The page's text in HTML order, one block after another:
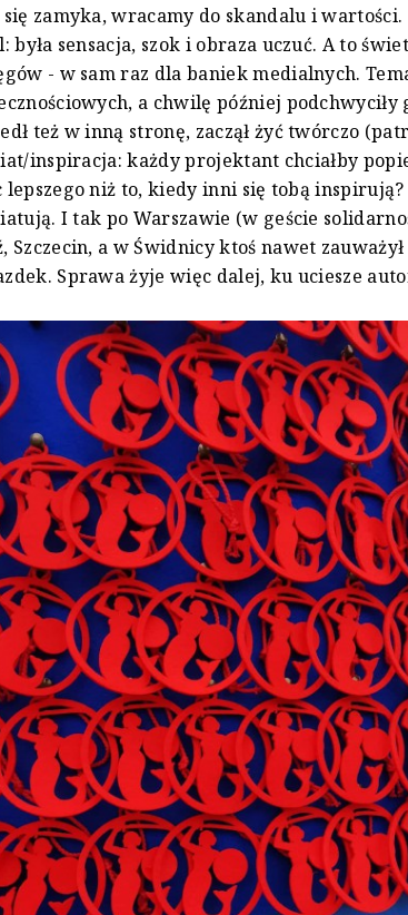
się zamyka, wracamy do skandalu i wartości.
była sensacja, szok i obraza uczuć. A to
- w sam raz dla baniek medialnych.
a chwilę później
też w inną stronę, zaczął żyć twórczo
inspiracja: każdy projektant chciałby
lepszego niż to, kiedy inni się tobą
I tak po Warszawie (w geście
Szczecin, a w Świdnicy ktoś nawet
Sprawa żyje więc dalej, ku uciesze